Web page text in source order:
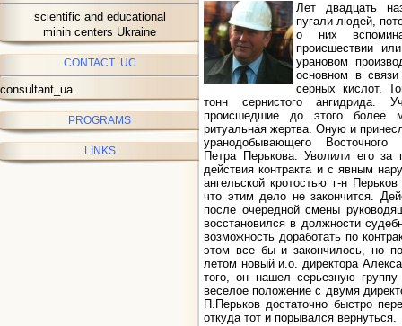
scientific and educational
minin centers Ukraine
CONTACT UC
consultant_ua
PROGRAMS
LINKS
Лет двадцать
пугали людей,
о них
происшествии
урановом
основном в
серных кислот.
тонн сернистого ангидрида.
происшедшие до этого более
ритуальная жертва. Оную и
уранодобывающего Восточного
Петра Перькова. Уволили его за
действия контракта и с явным
ангельской кротостью г-н
что этим дело не закончится.
после очередной смены
восстановился в должности
возможность доработать по
этом все бы и закончилось, но
летом новый и.о. директора
того, он нашел серьезную
веселое положение с двумя
П.Перьков достаточно быстро
откуда тот и порывался вернуться.